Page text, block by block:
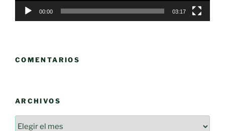
00:00 03:17
COMENTARIOS
ARCHIVOS
Archivos